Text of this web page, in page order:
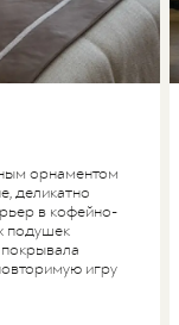
орнаментом
деликатно
в кофейно-
подушек
игру